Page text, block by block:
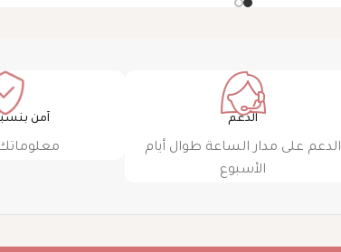
الدعم
الدعم على مدار الساعة طوال أيام
الأسبوع
آمن بنسبة